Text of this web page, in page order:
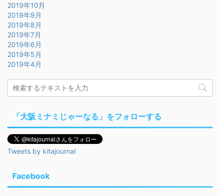
2019年10月
2019年9月
2019年8月
2019年7月
2019年6月
2019年5月
2019年4月
「大阪ミナミじゃーなる」をフォローする
Tweets by kitajournal
Facebook